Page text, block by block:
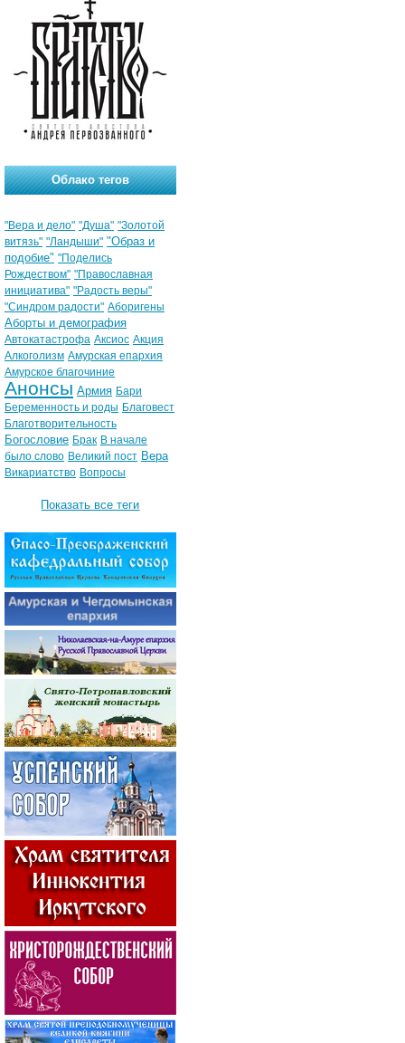
Облако тегов
"Вера и дело" "Душа" "Золотой
витязь" "Ландыши" "Образ и
подобие" "Поделись
Рождеством" "Православная
инициатива" "Радость веры"
"Синдром радости" Аборигены
Аборты и демография
Автокатастрофа Аксиос Акция
Алкоголизм Амурская епархия
Амурское благочиние
Анонсы Армия Бари
Беременность и роды Благовест
Благотворительность
Богословие Брак В начале
было слово Великий пост Вера
Викариатство Вопросы
Показать все теги